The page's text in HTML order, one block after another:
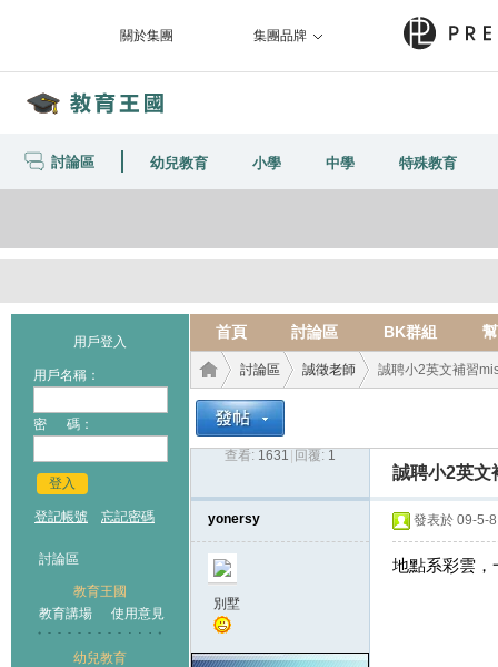
關於集團 集團品牌
討論區 幼兒教育 小學 中學 特殊教育
用戶登入
用戶名稱：
密 碼：
登入
登記帳號 忘記密碼
討論區
教育王國
教育講場
使用意見
幼兒教育
首頁 討論區 BK群組
討論區
›
誠徵老師 誠聘小2英文補習
查看: 1631 回覆: 1
誠聘小2英文
yonersy
別墅
發表於 09-5-
地點系彩雲，